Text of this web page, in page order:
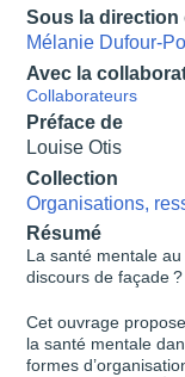
Sous la direction
Mélanie Dufour-
Avec la
Collaborateurs
Préface de
Louise Otis
Collection
Organisations,
Résumé
La santé mentale
discours de façade ?
Cet ouvrage
la santé mentale
formes